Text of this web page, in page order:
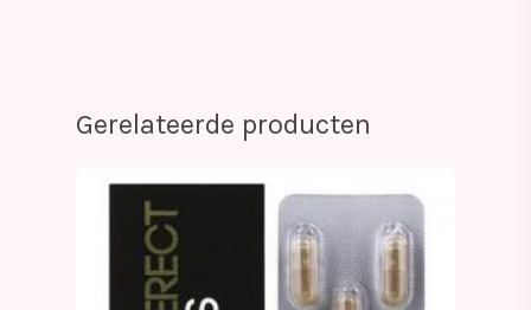
Gerelateerde producten